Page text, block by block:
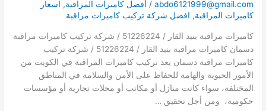
abdo6121999@gmail.com
/ أفضل كاميرات المراقبة, اسعار
كاميرات المراقبة, افضل شركة تركيب كاميرات مراقبة
كاميرات مراقبة بنيد القار / 51226224 / شركة تركيب كاميرات مراقبة
دسمان كاميرات مراقبة بنيد القار / 51226224 / شركة تركيب
كاميرات مراقبة دسمان يعد تركيب كاميرات المراقبة في الكويت من
الأمور الحيوية والهامة للحفاظ على الأمن والسلامة في المناطق
المختلفة، سواء كانت منازل أو مكاتب أو محلات تجارية أو مؤسسات
حكومية، ومن أجل تحقيق …